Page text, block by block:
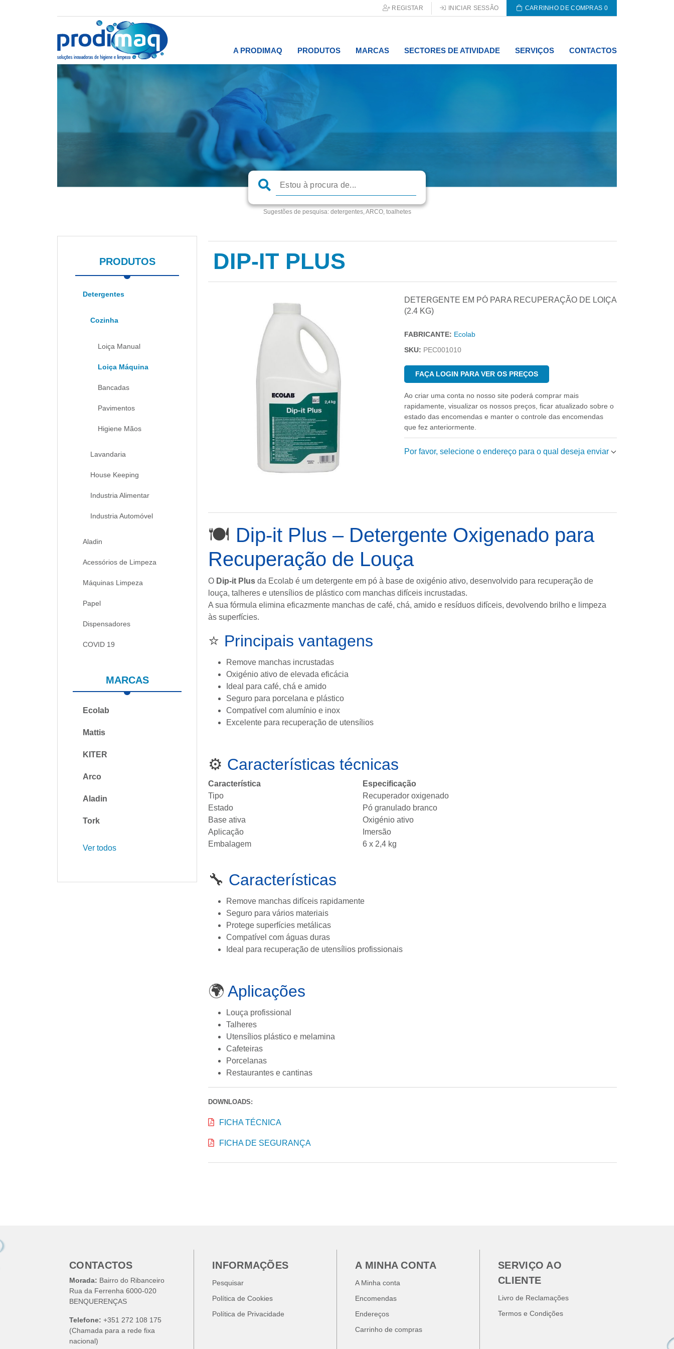
REGISTAR INICIAR SESSÃO CARRINHO DE COMPRAS 0
A PRODIMAQ PRODUTOS MARCAS SECTORES DE ATIVIDADE SERVIÇOS CONTACTOS
Sugestões de pesquisa:detergentes, ARCO, toalhetes
PRODUTOS
Detergentes
Cozinha
Loiça Manual
Loiça Máquina
Bancadas
Pavimentos
Higiene Mãos
Lavandaria
House Keeping
Industria Alimentar
Industria Automóvel
Aladin
Acessórios de Limpeza
Máquinas Limpeza
Papel
Dispensadores
COVID 19
MARCAS
Ecolab
Mattis
KITER
Arco
Aladin
Tork
Ver todos
DIP-IT PLUS
DETERGENTE EM PÓ PARA RECUPERAÇÃO DE LOIÇA
(2.4 KG)
FABRICANTE: Ecolab
SKU: PEC001010
FAÇA LOGIN PARA VER OS PREÇOS
Ao criar uma conta no nosso site poderá comprar mais
rapidamente, visualizar os nossos preços, ficar atualizado sobre o
estado das encomendas e manter o controle das encomendas
que fez anteriormente.
Por favor, selecione o endereço para o qual deseja enviar
🍽️ Dip-it Plus – Detergente Oxigenado para
Recuperação de Louça
O Dip-it Plus da Ecolab é um detergente em pó à base de oxigénio ativo, desenvolvido para recuperação de
louça, talheres e utensílios de plástico com manchas difíceis incrustadas.
A sua fórmula elimina eficazmente manchas de café, chá, amido e resíduos difíceis, devolvendo brilho e limpeza
às superfícies.
⭐ Principais vantagens
Remove manchas incrustadas
Oxigénio ativo de elevada eficácia
Ideal para café, chá e amido
Seguro para porcelana e plástico
Compatível com alumínio e inox
Excelente para recuperação de utensílios
⚙️ Características técnicas
Característica
Especificação
Tipo
Recuperador oxigenado
Estado
Pó granulado branco
Base ativa
Oxigénio ativo
Aplicação
Imersão
Embalagem
6 x 2,4 kg
🔧 Características
Remove manchas difíceis rapidamente
Seguro para vários materiais
Protege superfícies metálicas
Compatível com águas duras
Ideal para recuperação de utensílios profissionais
🌍Aplicações
Louça profissional
Talheres
Utensílios plástico e melamina
Cafeteiras
Porcelanas
Restaurantes e cantinas
DOWNLOADS:
FICHA TÉCNICA
FICHA DE SEGURANÇA
CONTACTOS
Morada: Bairro do Ribanceiro
Rua da Ferrenha 6000-020
BENQUERENÇAS
Telefone: +351 272 108 175
(Chamada para a rede fixa
nacional)
INFORMAÇÕES
Pesquisar
Política de Cookies
Política de Privacidade
A MINHA CONTA
A Minha conta
Encomendas
Endereços
Carrinho de compras
SERVIÇO AO
CLIENTE
Livro de Reclamações
Termos e Condições